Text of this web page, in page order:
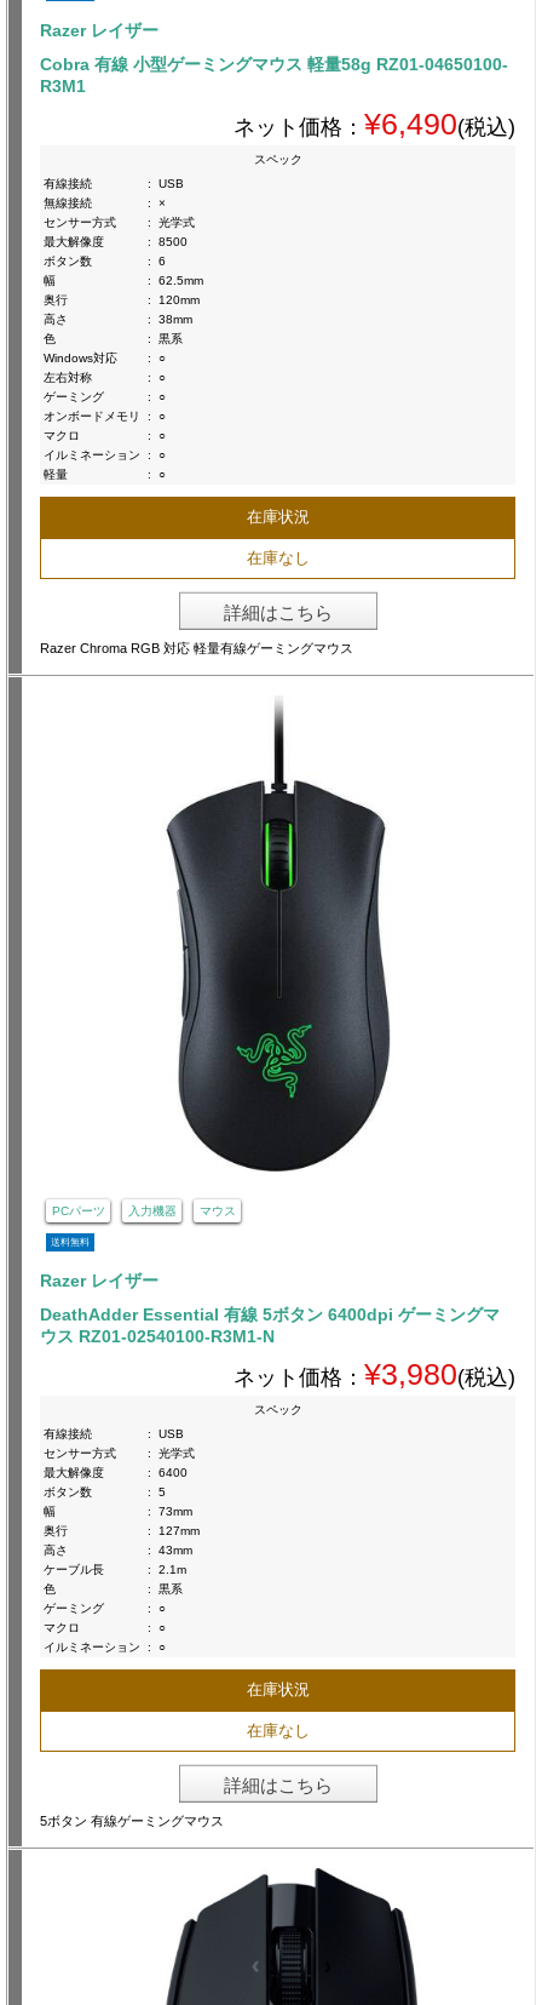
Razer レイザー
Cobra 有線 小型ゲーミングマウス 軽量58g RZ01-04650100-
R3M1
ネット価格： ¥6,490(税込)
スペック
有線接続
:
USB
無線接続
:
×
センサー方式
:
光学式
最大解像度
:
8500
ボタン数
:
6
幅
:
62.5mm
奥行
:
120mm
高さ
:
38mm
色
:
黒系
Windows対応
:
○
左右対称
:
○
ゲーミング
:
○
オンボードメモリ
:
○
マクロ
:
○
イルミネーション
:
○
軽量
: ○
在庫状況
在庫なし
詳細はこちら
Razer Chroma RGB 対応 軽量有線ゲーミングマウス
PCパーツ 入力機器 マウス
送料無料
Razer レイザー
DeathAdder Essential 有線 5ボタン 6400dpi ゲーミングマ
ウス RZ01-02540100-R3M1-N
ネット価格： ¥3,980(税込)
スペック
有線接続
:
USB
センサー方式
:
光学式
最大解像度
:
6400
ボタン数
:
5
幅
:
73mm
奥行
:
127mm
高さ
:
43mm
ケーブル長
:
2.1m
色
:
黒系
ゲーミング
:
○
マクロ
:
○
イルミネーション
: ○
在庫状況
在庫なし
詳細はこちら
5ボタン 有線ゲーミングマウス